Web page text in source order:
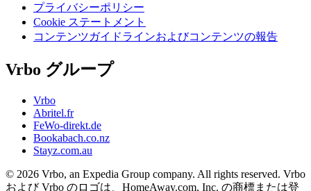
プライバシーポリシー
Cookie ステートメント
コンテンツガイドラインおよびコンテンツの報告
Vrbo グループ
Vrbo
Abritel.fr
FeWo-direkt.de
Bookabach.co.nz
Stayz.com.au
© 2026 Vrbo, an Expedia Group company. All rights reserved. Vrbo
および Vrbo のロゴは、HomeAway.com, Inc. の商標または登